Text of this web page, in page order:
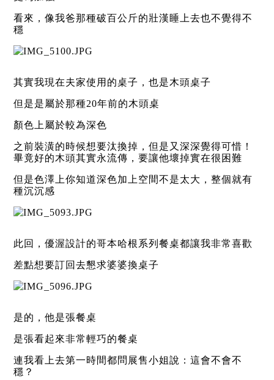
看來，像我爸那種破百公斤的壯漢睡上去也不覺得不
穩
其實我現在夫家使用的桌子，也是木頭桌子
但是是屬於那種20年前的木頭桌
顏色上屬於較為深色
之前裝潢的時候想要汰換掉，但是又深深覺得可惜！
畢竟好的木頭其實永流傳，要讓他壞掉實在很困難
但是色澤上你知道深色加上空間不是太大，整個就有
種沉沉感
此回，優渥設計的哥本哈根系列餐桌都讓我非常喜歡
差點想要訂回去懇求婆婆換桌子
是的，他是張餐桌
是張看起來非常輕巧的餐桌
連我看上去第一時間都問展售小姐說：這會不會不
穩？